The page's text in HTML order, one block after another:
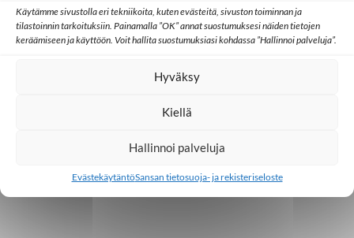
Käytämme sivustolla eri tekniikoita, kuten evästeitä, sivuston toiminnan ja
tilastoinnin tarkoituksiin. Painamalla ”OK” annat suostumuksesi näiden tietojen
keräämiseen ja käyttöön. Voit hallita suostumuksiasi kohdassa ”Hallinnoi palveluja”.
Hyväksy
Kiellä
Hallinnoi palveluja
EvästekäytäntöSansan tietosuoja- ja rekisteriseloste